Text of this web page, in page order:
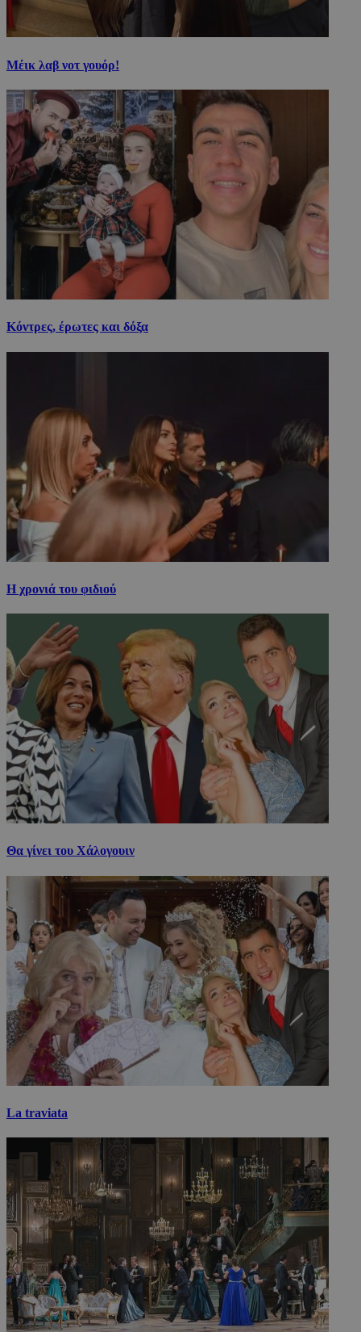
Μέικ λαβ νοτ γουόρ!
Κόντρες, έρωτες και δόξα
Η χρονιά του φιδιού
Θα γίνει του Χάλογουιν
La traviata